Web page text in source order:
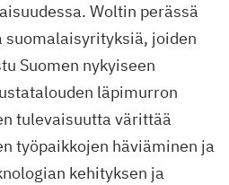
Woltin perässä
suomalaisyrityksiä, joiden
Suomen nykyiseen
läpimurron
tulevaisuutta värittää
työpaikkojen häviäminen ja
kehityksen ja